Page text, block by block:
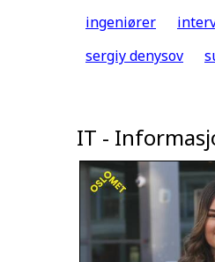
ingeniører
sergiy denysov
IT -